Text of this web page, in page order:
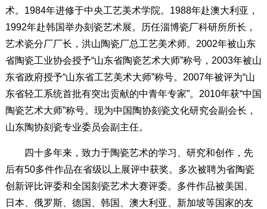
术。1984年进修于中央工艺美术学院。1988年赴澳大利亚，
1992年赴韩国举办刻瓷艺术展。历任淄博瓷厂科研所所长，
艺术瓷分厂厂长，洪山陶瓷厂总工艺美术师。2002年被山东
省陶瓷工业协会授予“山东省陶瓷艺术大师”称号，2003年被山
东省政府授予“山东省工艺美术大师”称号。2007年被评为“山
东省轻工系统首批有突出贡献的中青年专家”。2010年获“中国
陶瓷艺术大师”称号。现为中国陶协刻瓷文化研究会副会长，
山东陶协刻瓷专业委员会副主任。
四十多年来，致力于陶瓷艺术的学习、研究和创作，先
后有50多件作品在省级以上展评中获奖。多次被聘为省陶瓷
创新评比评委和全国刻瓷艺术大赛评委。多件作品被美国、
日本、俄罗斯、德国、韩国、澳大利亚、新加坡等国家的友